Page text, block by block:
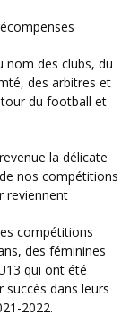
des arbitres et
du football et
nos compétitions
reviennent
des féminines
qui ont été
dans leurs
2022.